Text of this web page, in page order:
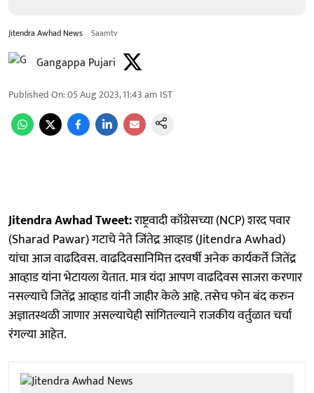
Jitendra Awhad News Saamtv
Gangappa Pujari
Published On:05 Aug 2023, 11:43 am IST
Jitendra Awhad Tweet:राष्ट्रवादी कॉंग्रेसच्या (NCP) शरद पवार
(Sharad Pawar) गटाचे नेते जिंतेद्र आव्हाड (Jitendra Awhad)
यांचा आज वाढदिवस. वाढदिवसानिमित्त दरवर्षी अनेक कार्यकर्ते जितेंद्र
आव्हाड यांना भेटायला येतात. मात्र यंदा आपण वाढदिवस साजरा करणार
नसल्याचे जितेंद्र आव्हाड यांनी जाहीर केले आहे. तसेच फोन बंद करुन
अज्ञातस्थळी जाणार असल्याचेही सांगितल्याने राजकीय वर्तुळात चर्चा
रंगल्या आहेत.